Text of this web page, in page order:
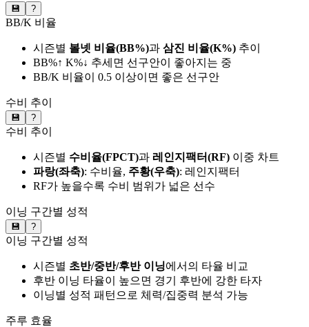
💾 ?
BB/K 비율
시즌별 볼넷 비율(BB%)과 삼진 비율(K%) 추이
BB%↑ K%↓ 추세면 선구안이 좋아지는 중
BB/K 비율이 0.5 이상이면 좋은 선구안
수비 추이
💾 ?
수비 추이
시즌별 수비율(FPCT)과 레인지팩터(RF) 이중 차트
파랑(좌축): 수비율, 주황(우축): 레인지팩터
RF가 높을수록 수비 범위가 넓은 선수
이닝 구간별 성적
💾 ?
이닝 구간별 성적
시즌별 초반/중반/후반 이닝에서의 타율 비교
후반 이닝 타율이 높으면 경기 후반에 강한 타자
이닝별 성적 패턴으로 체력/집중력 분석 가능
주루 효율